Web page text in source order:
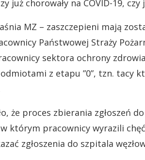
już chorowały na COVID-19, czy
MZ – zaszczepieni mają
Państwowej Straży
sektora ochrony
z etapu ”0”, tzn. tacy
że proces zbierania zgłoszeń
którym pracownicy wyrazili
zgłoszenia do szpitala